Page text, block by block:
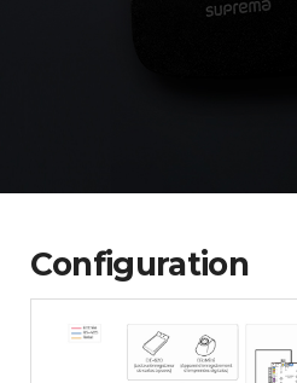
Configuration